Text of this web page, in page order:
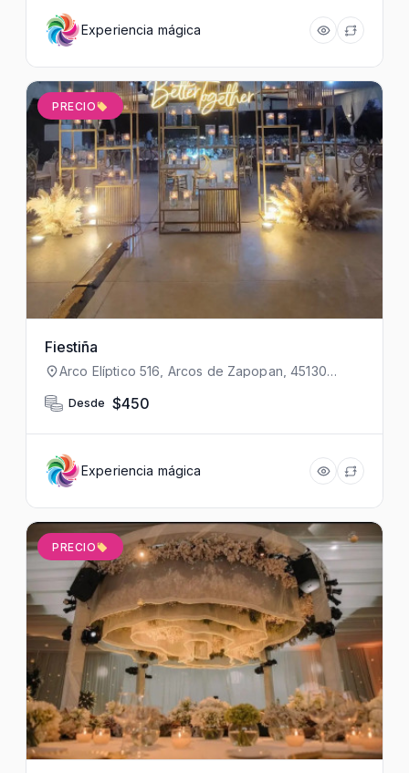
Experiencia mágica
PRECIO
Fiestiña
Arco Elíptico 516, Arcos de Zapopan, 45130
Desde $450
Experiencia mágica
PRECIO